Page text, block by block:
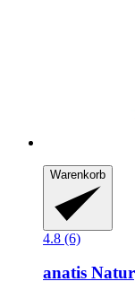
Warenkorb
4.8 (6)
anatis